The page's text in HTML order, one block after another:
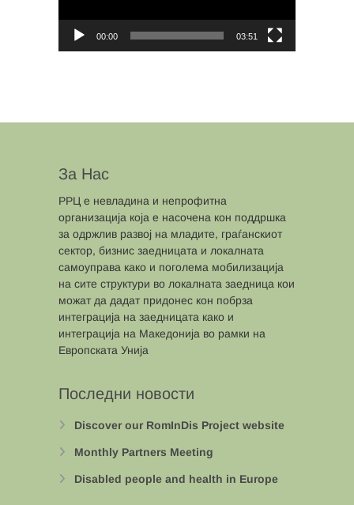
00:00 03:51
За Нас
РРЦ е невладина и непрофитна
организација која е насочена кон поддршка
за одржлив развој на младите, граѓанскиот
сектор, бизнис заедницата и локалната
самоуправа како и поголема мобилизација
на сите структури во локалната заедница кои
можат да дадат придонес кон побрза
интеграција на заедницата како и
интеграција на Македонија во рамки на
Европската Унија
Последни новости
Discover our RomInDis Project website
Monthly Partners Meeting
Disabled people and health in Europe